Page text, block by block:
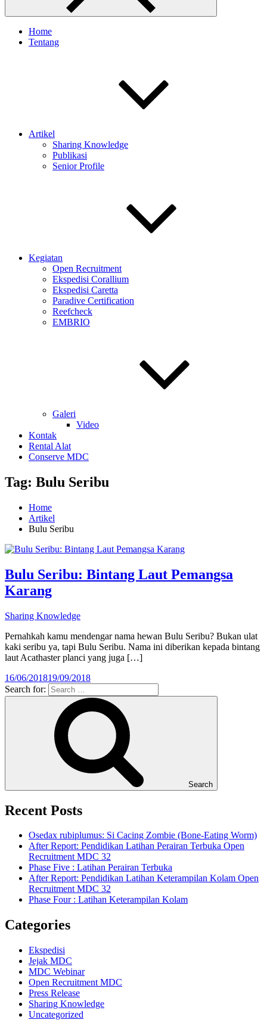
Home
Tentang
Artikel
Sharing Knowledge
Publikasi
Senior Profile
Kegiatan
Open Recruitment
Ekspedisi Corallium
Ekspedisi Caretta
Paradive Certification
Reefcheck
EMBRIO
Galeri
Video
Kontak
Rental Alat
Conserve MDC
Tag: Bulu Seribu
Home
Artikel
Bulu Seribu
Bulu Seribu: Bintang Laut Pemangsa
Karang
Sharing Knowledge
Pernahkah kamu mendengar nama hewan Bulu Seribu? Bukan ulat
kaki seribu ya, tapi Bulu Seribu. Nama ini diberikan kepada bintang
laut Acathaster planci yang juga […]
16/06/201819/09/2018
Search for:
Search
Recent Posts
Osedax rubiplumus: Si Cacing Zombie (Bone-Eating Worm)
After Report: Pendidikan Latihan Perairan Terbuka Open
Recruitment MDC 32
Phase Five : Latihan Perairan Terbuka
After Report: Pendidikan Latihan Keterampilan Kolam Open
Recruitment MDC 32
Phase Four : Latihan Keterampilan Kolam
Categories
Ekspedisi
Jejak MDC
MDC Webinar
Open Recruitment MDC
Press Release
Sharing Knowledge
Uncategorized